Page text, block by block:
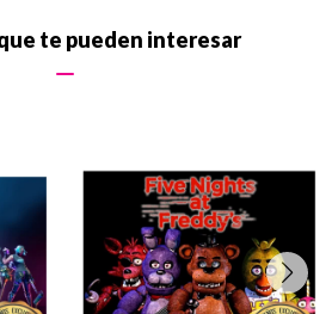
te pueden interesar